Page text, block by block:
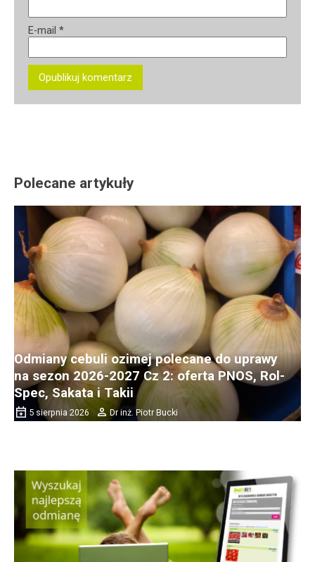
E-mail *
Polecane artykuły
Odmiany cebuli ozimej polecane do uprawy
na sezon 2026-2027 Cz 2: oferta PNOS, Rol-
Spec, Sakata i Takii
5 sierpnia 2026 Dr inż. Piotr Bucki